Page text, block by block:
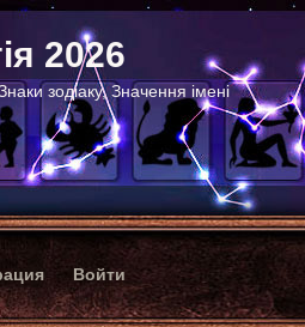
2026
зодіаку, Значення імені
Войти